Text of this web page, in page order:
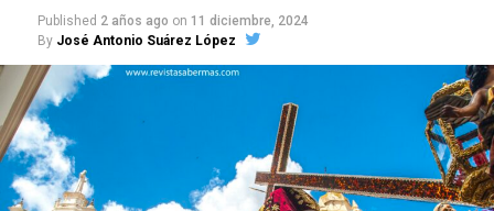
Published 2 años ago on 11 diciembre, 2024
By José Antonio Suárez López